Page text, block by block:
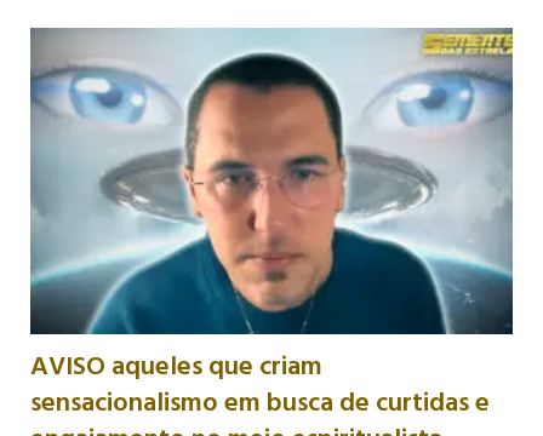
AVISO aqueles que criam
sensacionalismo em busca de curtidas e